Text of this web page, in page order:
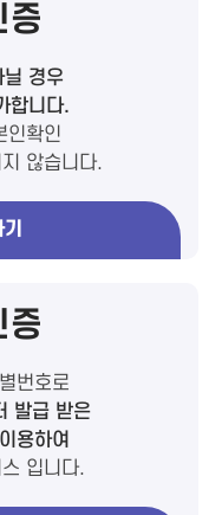
증
경우
합니다.
인확인
않습니다.
증
번호로
발급 받은
용하여
입니다.